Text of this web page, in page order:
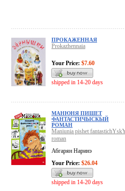
ПРОКАЖЕННАЯ
Prokazhennaia
Your Price: $7.60
shipped in 14-20 days
МАНЮНЯ ПИШЕТ
ФАНТАСТИЧЫСКЫЙ
РОМАН
Maniunia pishet
roman
Абгарян Наринэ
Your Price: $26.04
shipped in 14-20 days